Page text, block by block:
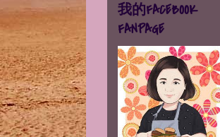
我的FACEBOOK
FANPAGE